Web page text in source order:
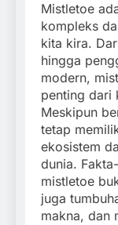
Mistletoe
kompleks
kita kira.
hingga
modern,
penting dari
Meskipun
tetap
ekosistem
dunia.
mistletoe
juga
makna, dan